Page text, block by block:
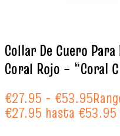
Collar De Cuero
Coral Rojo – “Coral
€27.95 - €53.95
€27.95 hasta €53.95